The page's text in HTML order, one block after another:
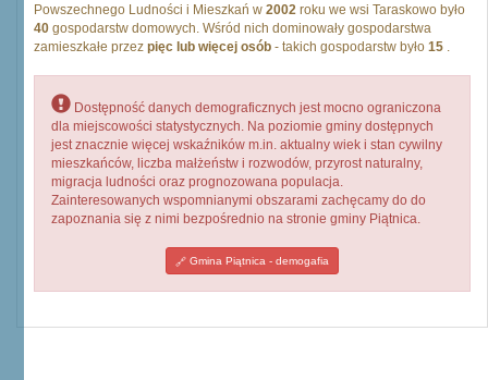
Powszechnego Ludności i Mieszkań w 2002 roku we wsi Taraskowo było
40 gospodarstw domowych. Wśród nich dominowały gospodarstwa
zamieszkałe przez pięc lub więcej osób - takich gospodarstw było 15 .
Dostępność danych demograficznych jest mocno ograniczona
dla miejscowości statystycznych. Na poziomie gminy dostępnych
jest znacznie więcej wskaźników m.in. aktualny wiek i stan cywilny
mieszkańców, liczba małżeństw i rozwodów, przyrost naturalny,
migracja ludności oraz prognozowana populacja.
Zainteresowanych wspomnianymi obszarami zachęcamy do do
zapoznania się z nimi bezpośrednio na stronie gminy Piątnica.
Gmina Piątnica - demogafia